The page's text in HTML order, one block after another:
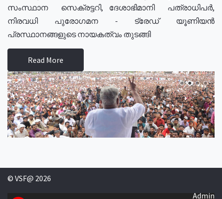
സംസ്ഥാന സെക്രട്ടറി, ദേശാഭിമാനി പത്രാധിപർ,
നിരവധി പുരോഗമന - ട്രേഡ് യൂണിയൻ
പ്രസ്ഥാനങ്ങളുടെ നായകത്വം തുടങ്ങി
Read More
© VSF@ 2026
Admin